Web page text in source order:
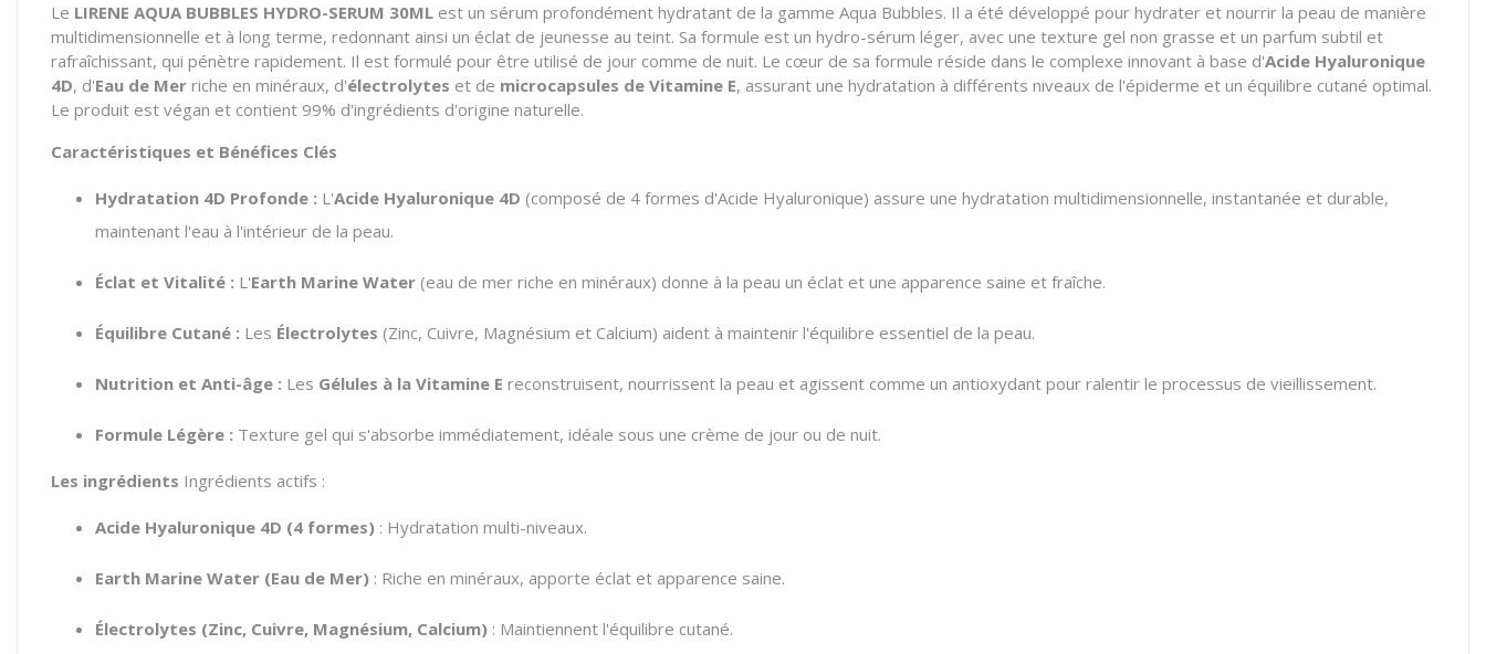
Le LIRENE AQUA BUBBLES HYDRO-SERUM 30ML est un sérum profondément hydratant de la gamme Aqua Bubbles. Il a été développé pour hydrater et nourrir la peau de manière
multidimensionnelle et à long terme, redonnant ainsi un éclat de jeunesse au teint. Sa formule est un hydro-sérum léger, avec une texture gel non grasse et un parfum subtil et
rafraîchissant, qui pénètre rapidement. Il est formulé pour être utilisé de jour comme de nuit. Le cœur de sa formule réside dans le complexe innovant à base d'Acide Hyaluronique
4D, d'Eau de Mer riche en minéraux, d'électrolytes et de microcapsules de Vitamine E, assurant une hydratation à différents niveaux de l'épiderme et un équilibre cutané optimal.
Le produit est végan et contient 99% d'ingrédients d'origine naturelle.
Caractéristiques et Bénéfices Clés
Hydratation 4D Profonde : L'Acide Hyaluronique 4D (composé de 4 formes d'Acide Hyaluronique) assure une hydratation multidimensionnelle, instantanée et durable,
maintenant l'eau à l'intérieur de la peau.
Éclat et Vitalité : L'Earth Marine Water (eau de mer riche en minéraux) donne à la peau un éclat et une apparence saine et fraîche.
Équilibre Cutané : Les Électrolytes (Zinc, Cuivre, Magnésium et Calcium) aident à maintenir l'équilibre essentiel de la peau.
Nutrition et Anti-âge : Les Gélules à la Vitamine E reconstruisent, nourrissent la peau et agissent comme un antioxydant pour ralentir le processus de vieillissement.
Formule Légère : Texture gel qui s'absorbe immédiatement, idéale sous une crème de jour ou de nuit.
Les ingrédients Ingrédients actifs :
Acide Hyaluronique 4D (4 formes) : Hydratation multi-niveaux.
Earth Marine Water (Eau de Mer) : Riche en minéraux, apporte éclat et apparence saine.
Électrolytes (Zinc, Cuivre, Magnésium, Calcium) : Maintiennent l'équilibre cutané.